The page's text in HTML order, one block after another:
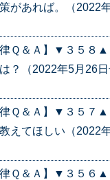
があれば。（2022
律Ｑ＆Ａ】▼３５
？（2022年5月26
律Ｑ＆Ａ】▼３５
えてほしい（2022
律Ｑ＆Ａ】▼３５